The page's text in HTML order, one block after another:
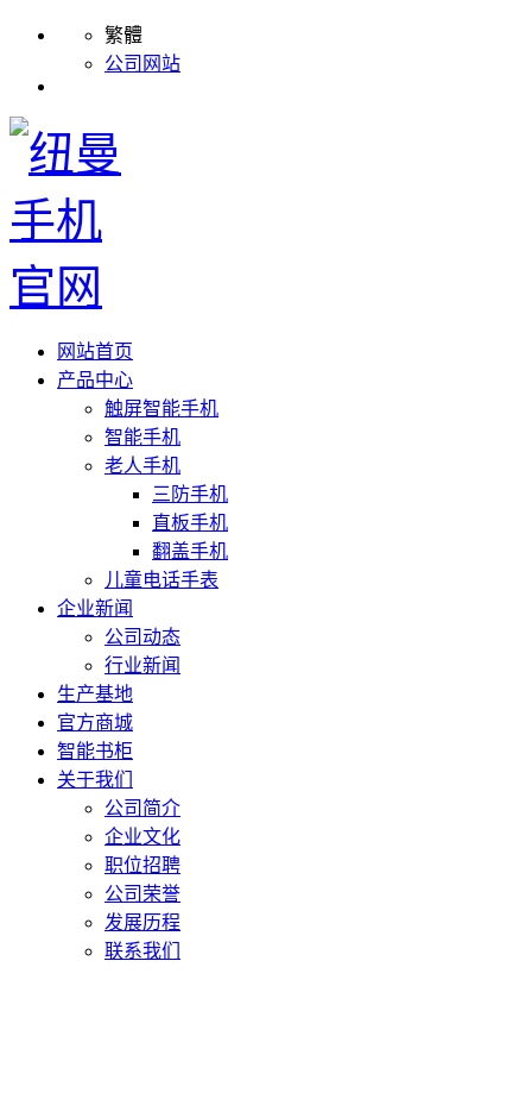
繁體
公司网站
网站首页
产品中心
触屏智能手机
智能手机
老人手机
三防手机
直板手机
翻盖手机
儿童电话手表
企业新闻
公司动态
行业新闻
生产基地
官方商城
智能书柜
关于我们
公司简介
企业文化
职位招聘
公司荣誉
发展历程
联系我们